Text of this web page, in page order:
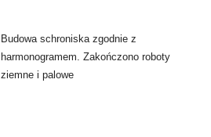
Budowa schroniska zgodnie z
harmonogramem. Zakończono roboty
ziemne i palowe